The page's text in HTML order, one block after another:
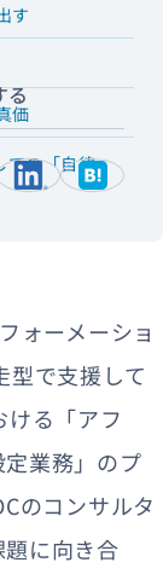
す
価
ての「自律」
ォーメーショ
型で支援して
ける「アフ
業務」のプ
のコンサルタ
に向き合
る